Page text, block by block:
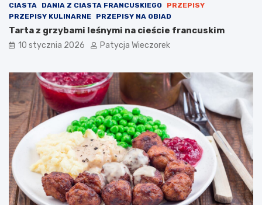
CIASTA DANIA Z CIASTA FRANCUSKIEGO
PRZEPISY
PRZEPISY KULINARNE
PRZEPISY NA OBIAD
Tarta z grzybami leśnymi na cieście francuskim
10 stycznia 2026 Patycja Wieczorek